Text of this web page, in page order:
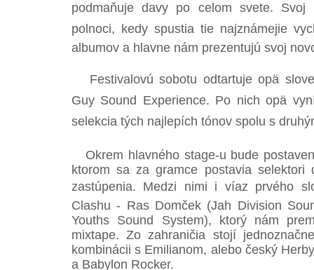
podmaňuje davy po celom svete. Svoj
polnoci, kedy spustia tie najznámejie
albumov a hlavne nám prezentujú svoj
Festivalovú sobotu odtartuje opä
Guy Sound Experience. Po nich opä
selekcia tých najlepích tónov spolu s
Okrem hlavného stage-u bude
ktorom sa za gramce postavia selektori
zastúpenia. Medzi nimi i víaz prvého
Clashu - Ras Domček (Jah Division
Youths Sound System), ktorý nám
mixtape. Zo zahraničia stojí
kombinácii s Emilianom, alebo český
a Babylon Rocker.